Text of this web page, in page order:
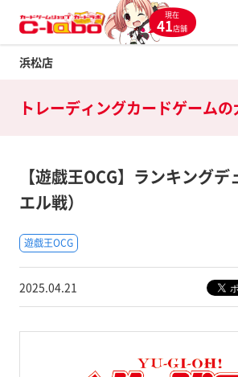
現在
41店舗
浜松店
Twitter
トレーディングカードゲームの
【遊戯王OCG】ランキング
エル戦）
遊戯王OCG
2025.04.21